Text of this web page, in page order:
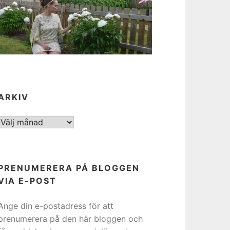
PÅ BLOGGEN
E-POST
din e-postadress för att
på den här bloggen och